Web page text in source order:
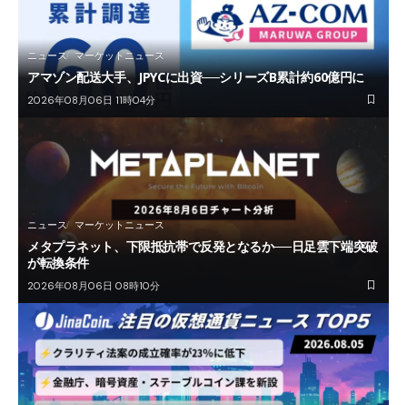
ニュース マーケットニュース
アマゾン配送大手、JPYCに出資──シリーズB累計約60億円に
2026年08月06日 11時04分
ニュース マーケットニュース
メタプラネット、下限抵抗帯で反発となるか──日足雲下端突破
が転換条件
2026年08月06日 08時10分